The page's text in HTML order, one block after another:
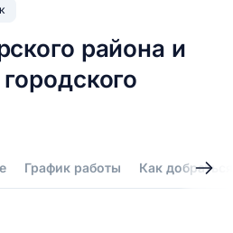
района и
График работы Как добраться